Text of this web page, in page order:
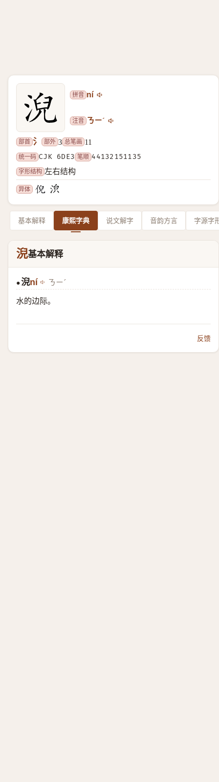
拼音 ní
注音 ㄋㄧˊ
部首 氵 部外 3 总笔画 11
统一码 CJK 6DE3 笔顺 44132151135
字形结构 左右结构
异体
基本解释 康熙字典 说文解字 音韵方言 字源字
淣基本解释
●淣ní ㄋㄧˊ
水的边际。
反馈